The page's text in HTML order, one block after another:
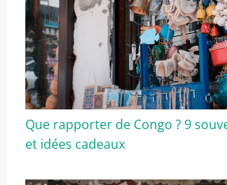
Que rapporter de Congo ? 9
et idées cadeaux